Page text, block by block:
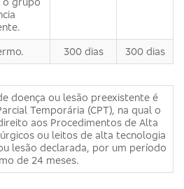
300 dias 300 dias
doença ou lesão preexistente é
Temporária (CPT), na qual o
aos Procedimentos de Alta
ou leitos de alta tecnologia
lesão declarada, por um período
de 24 meses.